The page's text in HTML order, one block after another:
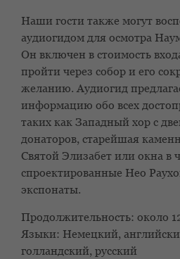
Наши гости также могут
аудиогидом для осмотра
Он включен в стоимость
пройти через собор и его
желанию. Аудиогид
информацию обо всех
таких как Западный хор с
донаторов, старейшая
Святой Элизабет или окна в
спроектированные Нео
экспонаты.
Продолжительность: около
Языки: Немецкий,
голландский, русский